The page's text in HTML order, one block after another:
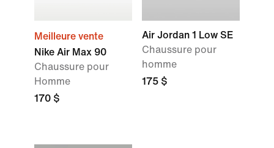
Meilleure vente
Nike Air Max 90
Chaussure pour
Homme
170 $
Air Jordan 1 Low SE
Chaussure pour
homme
175 $